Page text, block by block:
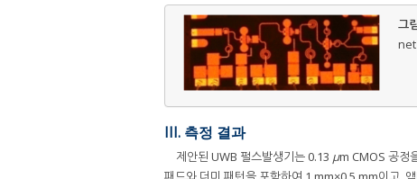
그
III. 측정 결과
제안된 UWB 펄스발생기는 0.13 μm CMOS 공정